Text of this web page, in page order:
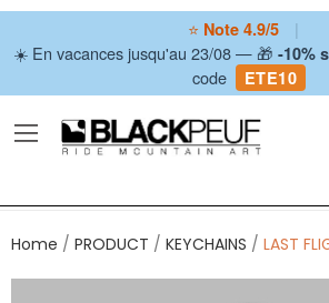
⭐ Note 4.9/5
|
☀️ En vacances jusqu'au 23/08 — 🎁 -10%
code
ETE10
Home PRODUCT KEYCHAINS LAST